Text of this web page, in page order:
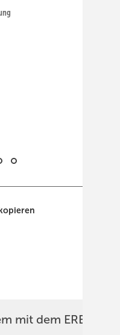
mit dem ERE